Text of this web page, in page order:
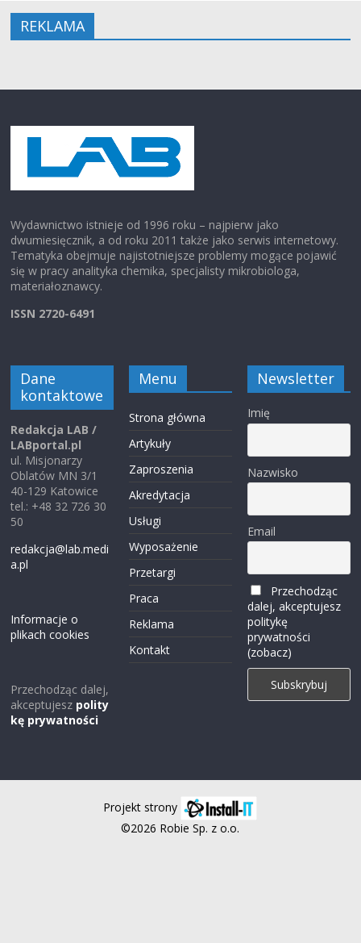
REKLAMA
Wydawnictwo istnieje od 1996 roku – najpierw jako
dwumiesięcznik, a od roku 2011 także jako serwis internetowy.
Tematyka obejmuje najistotniejsze problemy mogące pojawić
się w pracy analityka chemika, specjalisty mikrobiologa,
materiałoznawcy.
ISSN 2720-6491
Dane
kontaktowe
Redakcja LAB /
LABportal.pl
ul. Misjonarzy
Oblatów MN 3/1
40-129 Katowice
tel.: +48 32 726 30
50
redakcja@lab.medi
a.pl
Informacje o
plikach cookies
Przechodząc dalej,
akceptujesz polity
kę prywatności
Menu
Strona główna
Artykuły
Zaproszenia
Akredytacja
Usługi
Wyposażenie
Przetargi
Praca
Reklama
Kontakt
Newsletter
Imię
Nazwisko
Email
Przechodząc
dalej, akceptujesz
politykę
prywatności
(zobacz)
Projekt strony
©2026 Robie Sp. z o.o.